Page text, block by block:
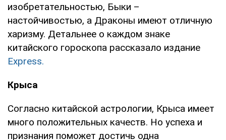
изобретательностью, Быки –
настойчивостью, а Драконы имеют отличную
харизму. Детальнее о каждом знаке
китайского гороскопа рассказало издание
Express.
Крыса
Согласно китайской астрологии, Крыса имеет
много положительных качеств. Но успеха и
признания поможет достичь одна